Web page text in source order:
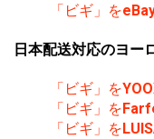
「ビギ」を
日本配送対応のヨー
「ビギ」を
「ビギ」を
「ビギ」を